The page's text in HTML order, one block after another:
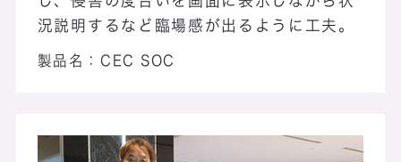
況説明するなど臨場感が出るように工夫。
製品名：CEC SOC